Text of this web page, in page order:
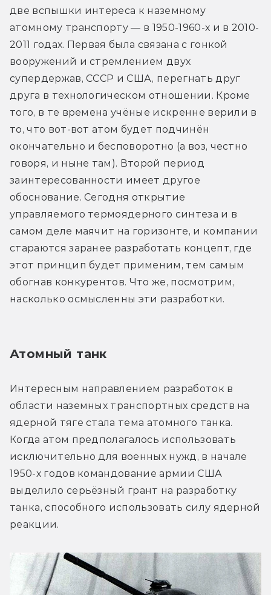
две вспышки интереса к наземному
атомному транспорту — в 1950-1960-х и в 2010-
2011 годах. Первая была связана с гонкой
вооружений и стремлением двух
супердержав, СССР и США, перегнать друг
друга в технологическом отношении. Кроме
того, в те времена учёные искренне верили в
то, что вот-вот атом будет подчинён
окончательно и бесповоротно (а воз, честно
говоря, и ныне там). Второй период
заинтересованности имеет другое
обоснование. Сегодня открытие
управляемого термоядерного синтеза и в
самом деле маячит на горизонте, и компании
стараются заранее разработать концепт, где
этот принцип будет применим, тем самым
обогнав конкурентов. Что же, посмотрим,
насколько осмысленны эти разработки.
Атомный танк
Интересным направлением разработок в
области наземных транспортных средств на
ядерной тяге стала тема атомного танка.
Когда атом предполагалось использовать
исключительно для военных нужд, в начале
1950-х годов командование армии США
выделило серьёзный грант на разработку
танка, способного использовать силу ядерной
реакции.